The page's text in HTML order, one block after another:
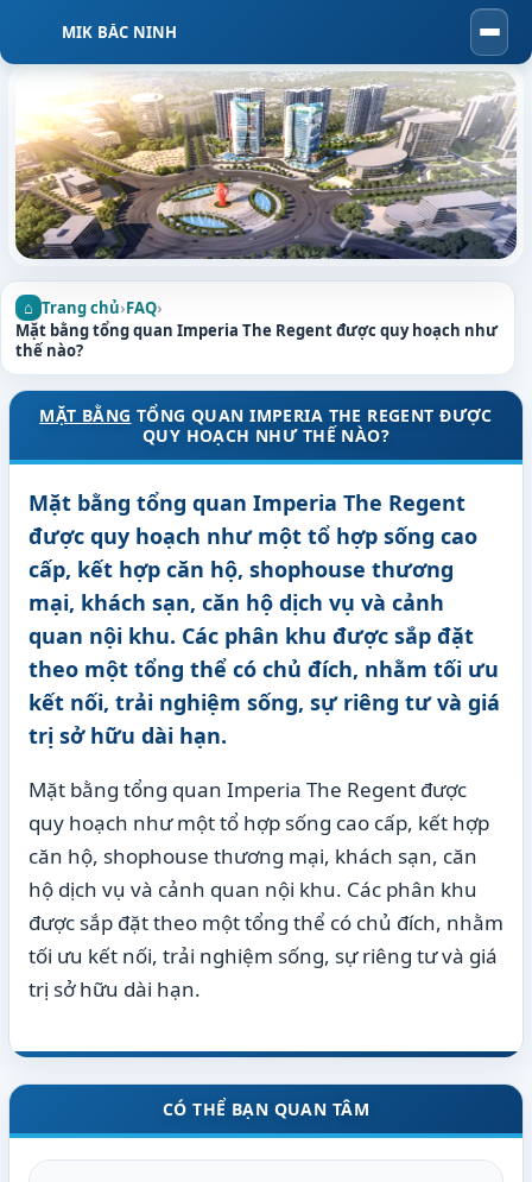
MIK BẮC NINH
Trang chủ›FAQ›
Mặt bằng tổng quan Imperia The Regent được quy hoạch như
thế nào?
MẶT BẰNG TỔNG QUAN IMPERIA THE REGENT ĐƯỢC
QUY HOẠCH NHƯ THẾ NÀO?
Mặt bằng tổng quan Imperia The Regent
được quy hoạch như một tổ hợp sống cao
cấp, kết hợp căn hộ, shophouse thương
mại, khách sạn, căn hộ dịch vụ và cảnh
quan nội khu. Các phân khu được sắp đặt
theo một tổng thể có chủ đích, nhằm tối ưu
kết nối, trải nghiệm sống, sự riêng tư và giá
trị sở hữu dài hạn.
Mặt bằng tổng quan Imperia The Regent được
quy hoạch như một tổ hợp sống cao cấp, kết hợp
căn hộ, shophouse thương mại, khách sạn, căn
hộ dịch vụ và cảnh quan nội khu. Các phân khu
được sắp đặt theo một tổng thể có chủ đích, nhằm
tối ưu kết nối, trải nghiệm sống, sự riêng tư và giá
trị sở hữu dài hạn.
CÓ THỂ BẠN QUAN TÂM